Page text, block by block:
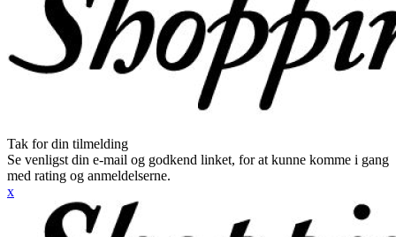
Tak for din tilmelding
Se venligst din e-mail og godkend linket, for at kunne komme i gang
med rating og anmeldelserne.
x